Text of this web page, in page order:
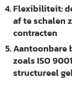
Flexibiliteit:
af te schalen
contracten
Aantoonbare
zoals ISO
structureel